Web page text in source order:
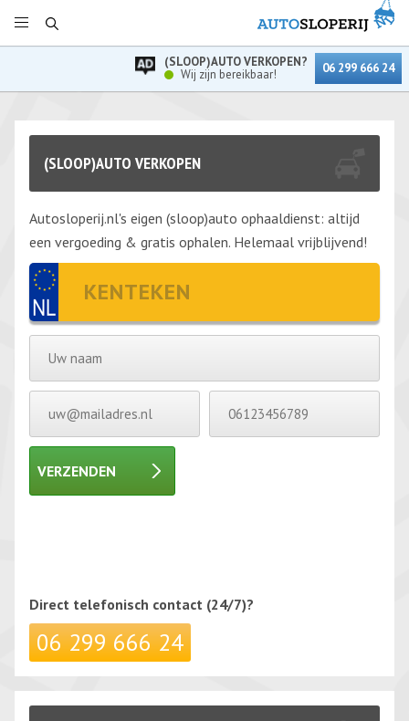
(SLOOP)AUTO VERKOPEN?
Wij zijn bereikbaar!
06 299 666 24
(SLOOP)AUTO VERKOPEN
Autosloperij.nl's eigen (sloop)auto ophaaldienst: altijd
een vergoeding & gratis ophalen. Helemaal vrijblijvend!
VERZENDEN
Direct telefonisch contact (24/7)?
06 299 666 24